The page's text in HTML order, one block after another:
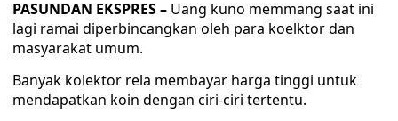
PASUNDAN EKSPRES – Uang kuno memmang saat ini
lagi ramai diperbincangkan oleh para koelktor dan
masyarakat umum.
Banyak kolektor rela membayar harga tinggi untuk
mendapatkan koin dengan ciri-ciri tertentu.